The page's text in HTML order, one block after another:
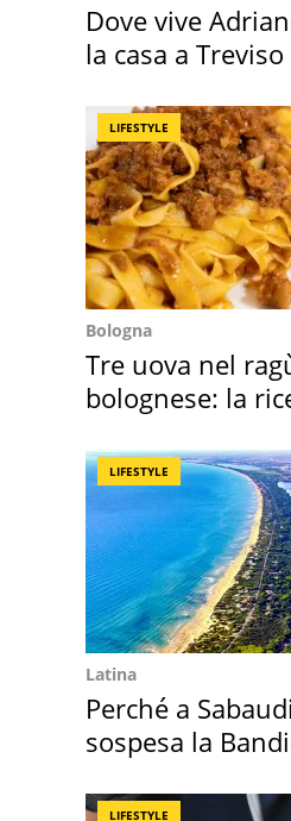
Dove vive
la casa a
LIFESTYLE
Bologna
Tre uova nel
bolognese: la
LIFESTYLE
Latina
Perché a
sospesa la
LIFESTYLE